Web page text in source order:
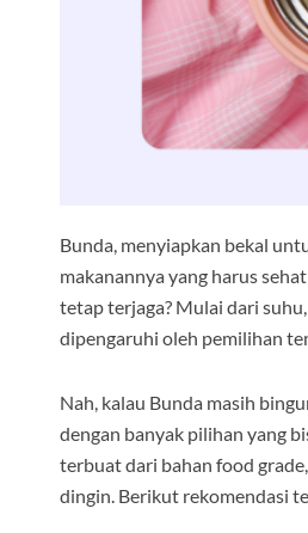
Bunda, menyiapkan bekal
makanannya yang harus
tetap terjaga? Mulai dari
dipengaruhi oleh pemilihan
Nah, kalau Bunda masih
dengan banyak pilihan yang
terbuat dari bahan food
dingin. Berikut rekomendasi